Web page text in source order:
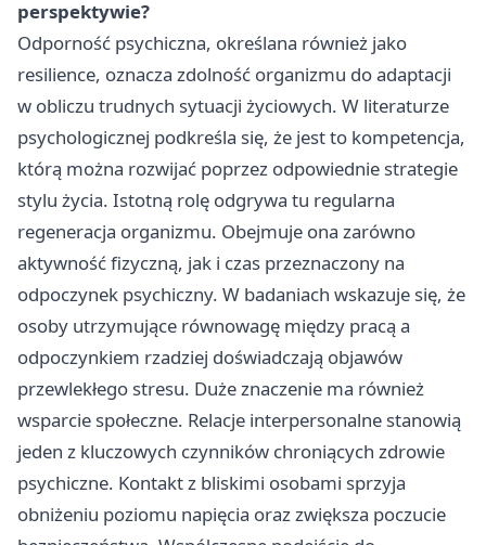
perspektywie?
Odporność psychiczna, określana również jako
resilience, oznacza zdolność organizmu do adaptacji
w obliczu trudnych sytuacji życiowych. W literaturze
psychologicznej podkreśla się, że jest to kompetencja,
którą można rozwijać poprzez odpowiednie strategie
stylu życia. Istotną rolę odgrywa tu regularna
regeneracja organizmu. Obejmuje ona zarówno
aktywność fizyczną, jak i czas przeznaczony na
odpoczynek psychiczny. W badaniach wskazuje się, że
osoby utrzymujące równowagę między pracą a
odpoczynkiem rzadziej doświadczają objawów
przewlekłego stresu. Duże znaczenie ma również
wsparcie społeczne. Relacje interpersonalne stanowią
jeden z kluczowych czynników chroniących zdrowie
psychiczne. Kontakt z bliskimi osobami sprzyja
obniżeniu poziomu napięcia oraz zwiększa poczucie